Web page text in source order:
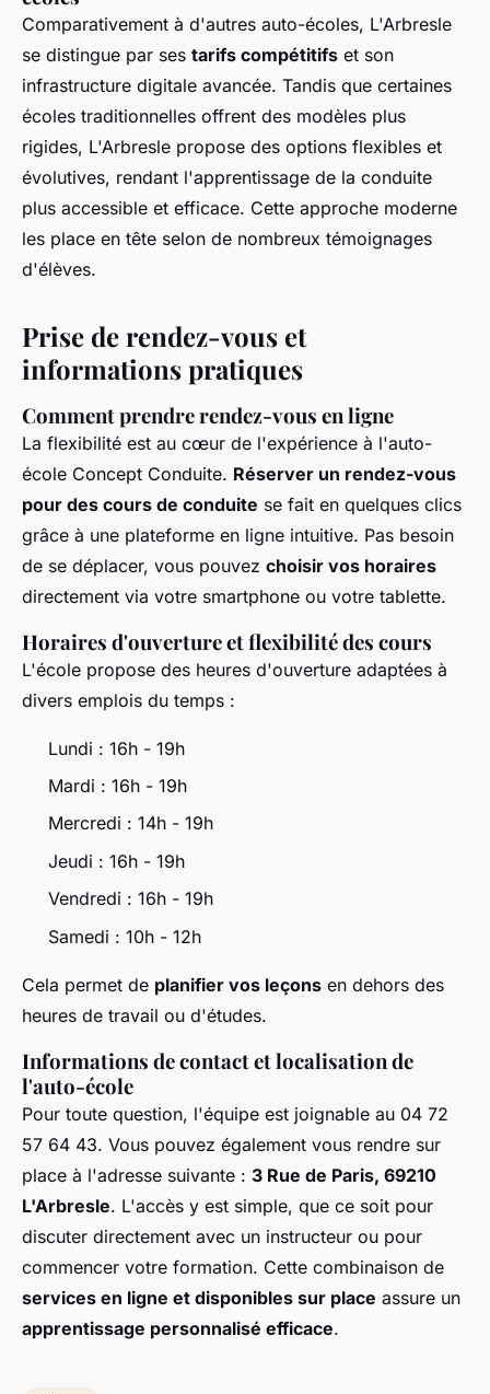
Comparativement à d'autres auto-écoles, L'Arbresle
se distingue par ses tarifs compétitifs et son
infrastructure digitale avancée. Tandis que certaines
écoles traditionnelles offrent des modèles plus
rigides, L'Arbresle propose des options flexibles et
évolutives, rendant l'apprentissage de la conduite
plus accessible et efficace. Cette approche moderne
les place en tête selon de nombreux témoignages
d'élèves.
Prise de rendez-vous et
informations pratiques
Comment prendre rendez-vous en ligne
La flexibilité est au cœur de l'expérience à l'auto-
école Concept Conduite. Réserver un rendez-vous
pour des cours de conduite se fait en quelques clics
grâce à une plateforme en ligne intuitive. Pas besoin
de se déplacer, vous pouvez choisir vos horaires
directement via votre smartphone ou votre tablette.
Horaires d'ouverture et flexibilité des cours
L'école propose des heures d'ouverture adaptées à
divers emplois du temps :
Lundi : 16h - 19h
Mardi : 16h - 19h
Mercredi : 14h - 19h
Jeudi : 16h - 19h
Vendredi : 16h - 19h
Samedi : 10h - 12h
Cela permet de planifier vos leçons en dehors des
heures de travail ou d'études.
Informations de contact et localisation de
l'auto-école
Pour toute question, l'équipe est joignable au 04 72
57 64 43. Vous pouvez également vous rendre sur
place à l'adresse suivante : 3 Rue de Paris, 69210
L'Arbresle. L'accès y est simple, que ce soit pour
discuter directement avec un instructeur ou pour
commencer votre formation. Cette combinaison de
services en ligne et disponibles sur place assure un
apprentissage personnalisé efficace.